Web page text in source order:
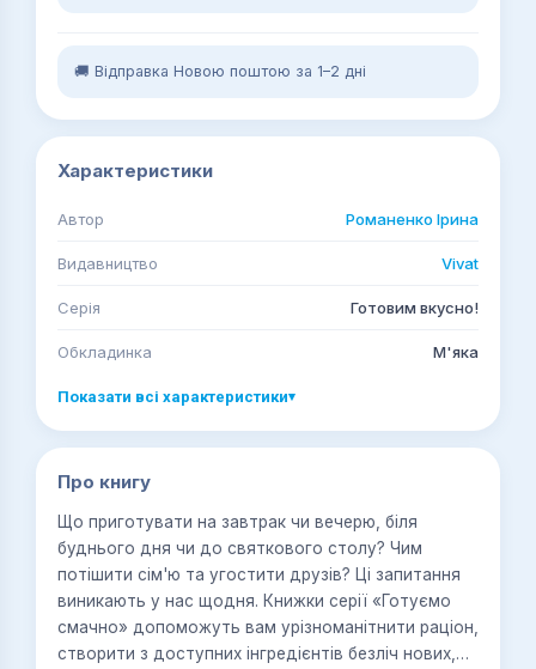
🚚 Відправка Новою поштою за 1–2 дні
Характеристики
Автор Романенко Ірина
Видавництво Vivat
Серія Готовим вкусно!
Обкладинка М'яка
Показати всі характеристики▾
Про книгу
Що приготувати на завтрак чи вечерю, біля
буднього дня чи до святкового столу? Чим
потішити сім'ю та угостити друзів? Ці запитання
виникають у нас щодня. Книжки серії «Готуємо
смачно» допоможуть вам урізноманітнити раціон,
створити з доступних інгредієнтів безліч нових,